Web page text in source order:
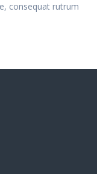
consequat rutrum